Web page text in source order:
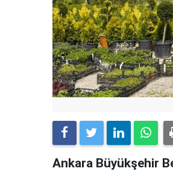
Ankara Büyükşehir